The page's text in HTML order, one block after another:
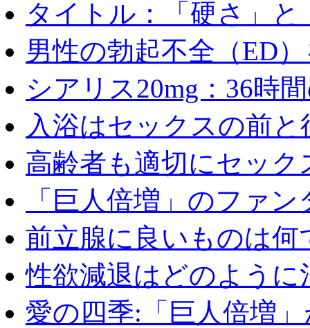
タイトル：「硬さ」と
男性の勃起不全（ED
シアリス20mg：36時
入浴はセックスの前と
高齢者も適切にセック
「巨人倍増」のファ
前立腺に良いものは何
性欲減退はどのように
愛の四季:「巨人倍増